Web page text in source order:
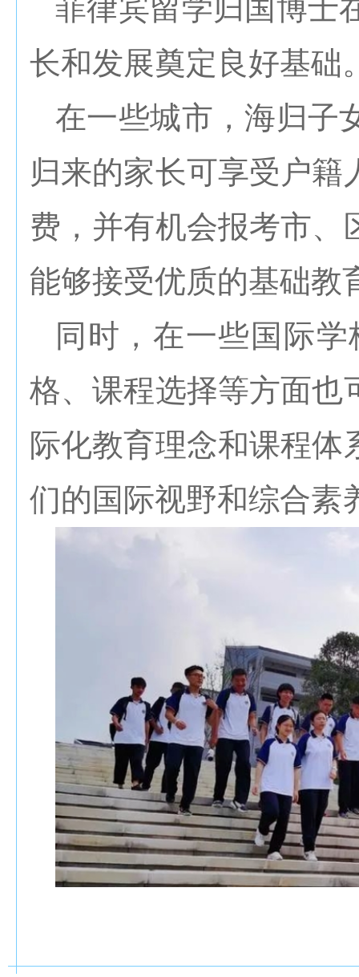
菲律宾留学归国博士
长和发展奠定良好基础
在一些城市，海归子
归来的家长可享受户
费，并有机会报考市、
能够接受优质的基础教
同时，在一些国际
格、课程选择等方面也
际化教育理念和课程
们的国际视野和综合素